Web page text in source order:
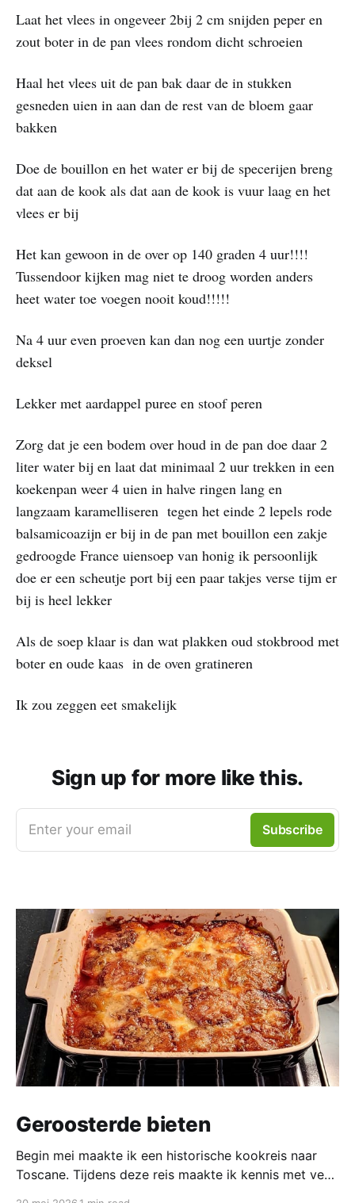
Laat het vlees in ongeveer 2bij 2 cm snijden peper en
zout boter in de pan vlees rondom dicht schroeien
Haal het vlees uit de pan bak daar de in stukken
gesneden uien in aan dan de rest van de bloem gaar
bakken
Doe de bouillon en het water er bij de specerijen breng
dat aan de kook als dat aan de kook is vuur laag en het
vlees er bij
Het kan gewoon in de over op 140 graden 4 uur!!!!
Tussendoor kijken mag niet te droog worden anders
heet water toe voegen nooit koud!!!!!
Na 4 uur even proeven kan dan nog een uurtje zonder
deksel
Lekker met aardappel puree en stoof peren
Zorg dat je een bodem over houd in de pan doe daar 2
liter water bij en laat dat minimaal 2 uur trekken in een
koekenpan weer 4 uien in halve ringen lang en
langzaam karamelliseren tegen het einde 2 lepels rode
balsamicoazijn er bij in de pan met bouillon een zakje
gedroogde France uiensoep van honig ik persoonlijk
doe er een scheutje port bij een paar takjes verse tijm er
bij is heel lekker
Als de soep klaar is dan wat plakken oud stokbrood met
boter en oude kaas in de oven gratineren
Ik zou zeggen eet smakelijk
Sign up for more like this.
Enter your email Subscribe
Geroosterde bieten
Begin mei maakte ik een historische kookreis naar
Toscane. Tijdens deze reis maakte ik kennis met veel